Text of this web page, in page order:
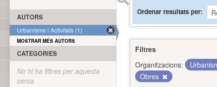
Ordenar resultats per
Filtres
Organitzacions:
Obres
AUTORS
Urbanisme i Activitats (1)
MOSTRAR MÉS AUTORS
CATEGORIES
No hi ha filtres per aquesta
cerca